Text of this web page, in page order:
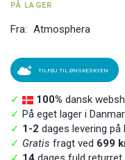
PÅ LAGER
Fra: Atmosphera
TILFØJ TIL ØNSKESKYEN
✓ 100% dansk
✓ På eget lager i
✓ 1-2 dages levering på
✓ Gratis fragt ved 699